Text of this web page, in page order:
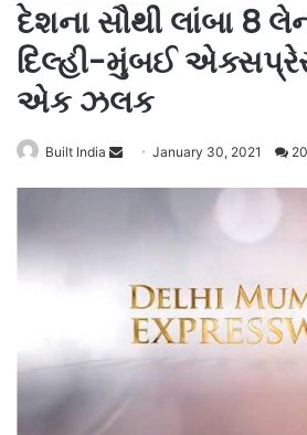
દેશના સૌથી લાંબા 8
દિલ્હી-મુંબઈ
એક ઝલક
Built India
SendJanuary 30, 2021 20